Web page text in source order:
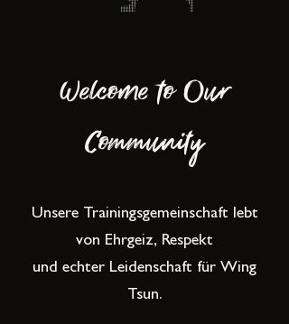
Welcome to Our
Community
Unsere Trainingsgemeinschaft lebt
von Ehrgeiz, Respekt
und echter Leidenschaft für Wing
Tsun.